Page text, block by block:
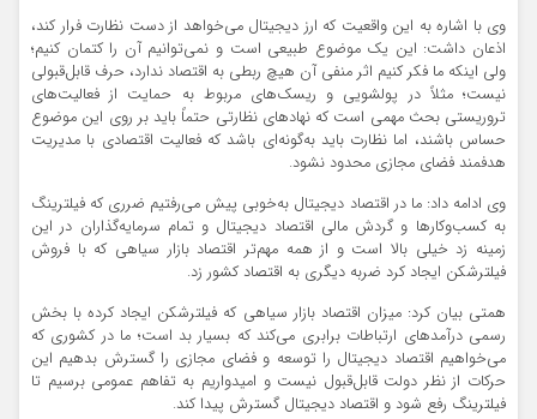
وی با اشاره به این واقعیت که ارز دیجیتال می‌خواهد از دست نظارت فرار کند،
اذعان داشت: این یک موضوع طبیعی است و نمی‌توانیم آن را کتمان کنیم؛
ولی اینکه ما فکر کنیم اثر منفی آن هیچ ربطی به اقتصاد ندارد، حرف قابل‌قبولی
نیست؛ مثلاً در پولشویی و ریسک‌های مربوط به حمایت از فعالیت‌های
تروریستی بحث مهمی است که نهادهای نظارتی حتماً باید بر روی این موضوع
حساس باشند، اما نظارت باید به‌گونه‌ای باشد که فعالیت اقتصادی با مدیریت
هدفمند فضای مجازی محدود نشود.
وی ادامه داد: ما در اقتصاد دیجیتال به‌خوبی پیش می‌رفتیم ضرری که فیلترینگ
به کسب‌وکارها و گردش مالی اقتصاد دیجیتال و تمام سرمایه‌گذاران در این
زمینه زد خیلی بالا است و از همه مهم‌تر اقتصاد بازار سیاهی که با فروش
فیلترشکن ایجاد کرد ضربه دیگری به اقتصاد کشور زد.
همتی بیان کرد: میزان اقتصاد بازار سیاهی که فیلترشکن ایجاد کرده با بخش
رسمی درآمدهای ارتباطات برابری می‌کند که بسیار بد است؛ ما در کشوری که
می‌خواهیم اقتصاد دیجیتال را توسعه و فضای مجازی را گسترش بدهیم این
حرکات از نظر دولت قابل‌قبول نیست و امیدواریم به تفاهم عمومی برسیم تا
فیلترینگ رفع شود و اقتصاد دیجیتال گسترش پیدا کند.